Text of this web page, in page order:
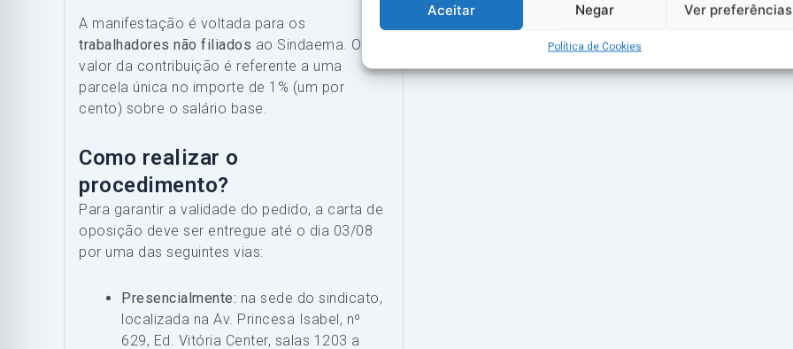
Aceitar Negar Ver preferências
Política de Cookies
A manifestação é voltada para os
trabalhadores não filiados ao Sindaema. O
valor da contribuição é referente a uma
parcela única no importe de 1% (um por
cento) sobre o salário base.
Como realizar o
procedimento?
Para garantir a validade do pedido, a carta de
oposição deve ser entregue até o dia 03/08
por uma das seguintes vias:
Presencialmente: na sede do sindicato,
localizada na Av. Princesa Isabel, nº
629, Ed. Vitória Center, salas 1203 a